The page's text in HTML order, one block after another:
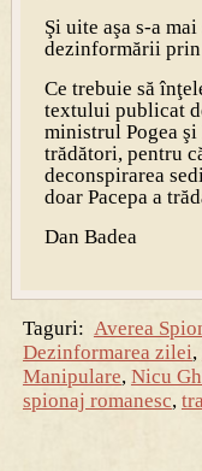
Şi uite aşa s-a
dezinformării prin
Ce trebuie să
textului publicat
ministrul Pogea
trădători, pentru
deconspirarea
doar Pacepa a
Dan Badea
Taguri: Averea
Dezinformarea zilei,
Manipulare, Nicu
spionaj romanesc,